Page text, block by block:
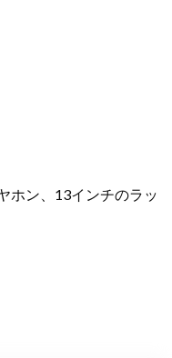
ホン、13インチのラッ